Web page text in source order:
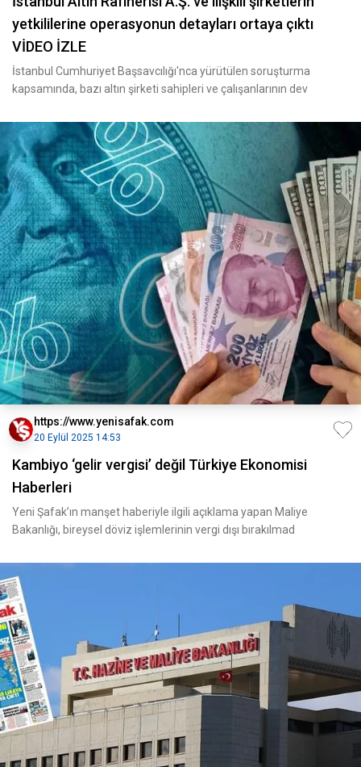
yetkililerine operasyonun detayları ortaya çıktı
VİDEO İZLE
İstanbul Cumhuriyet Başsavcılığı'nca yürütülen soruşturma
kapsamında, bazı altın şirketi sahipleri ve çalışanlarının dev
https://www.yenisafak.com
20 Eylül 2025 14:53
Kambiyo ‘gelir vergisi’ değil Türkiye Ekonomisi
Haberleri
Yeni Şafak’ın manşet haberiyle ilgili açıklama yapan Maliye
Bakanlığı, bireysel döviz işlemlerinin vergi dışı bırakılmad